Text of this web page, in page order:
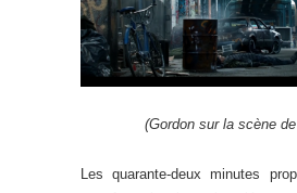
(Gordon sur la scène
Les quarante-deux minutes